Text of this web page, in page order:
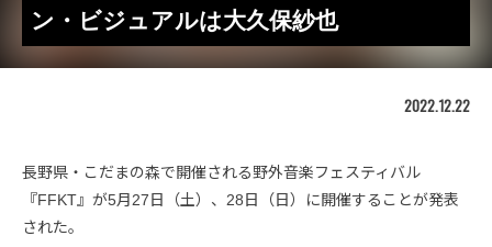
ン・ビジュアルは大久保紗也
2022.12.22
長野県・こだまの森で開催される野外音楽フェスティバル
『FFKT』が5月27日（土）、28日（日）に開催することが発表
された。